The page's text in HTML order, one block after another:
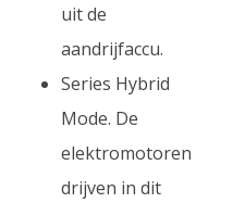
uit de
aandrijfaccu.
Series Hybrid
Mode. De
elektromotoren
drijven in dit